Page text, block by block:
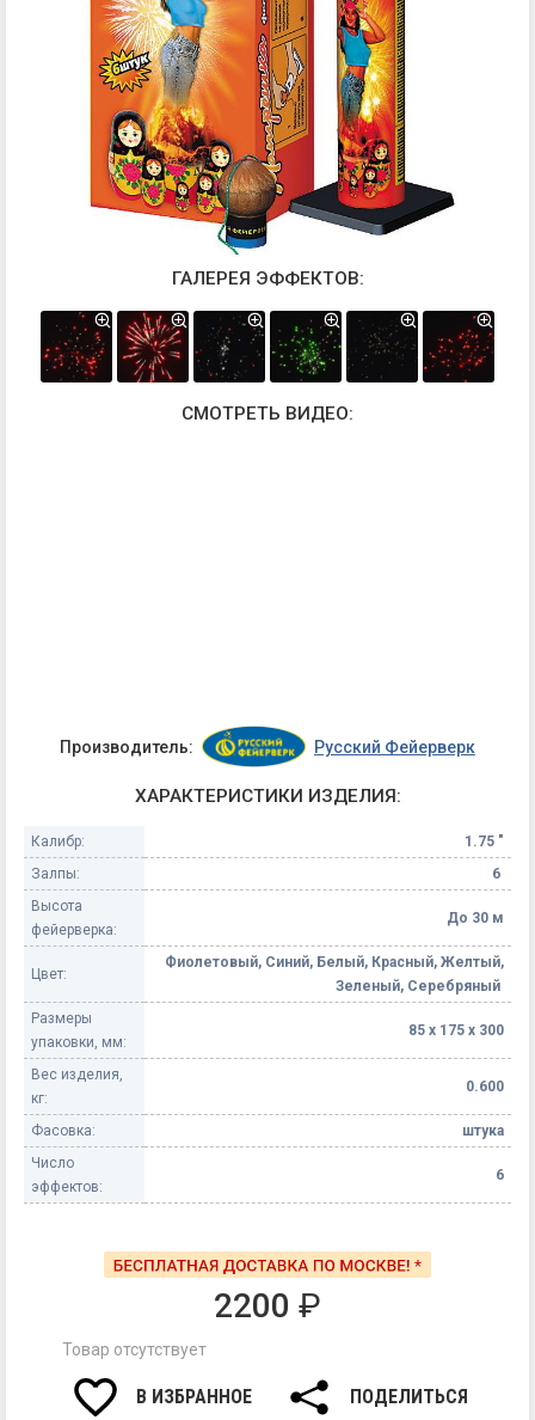
ГАЛЕРЕЯ ЭФФЕКТОВ:
СМОТРЕТЬ ВИДЕО:
Производитель: Русский Фейерверк
ХАРАКТЕРИСТИКИ ИЗДЕЛИЯ:
Калибр:
1.75 "
Залпы:
6
Высота
фейерверка:
До 30 м
Цвет:
Фиолетовый, Синий, Белый, Красный, Желтый,
Зеленый, Серебряный
Размеры
упаковки, мм:
85 х 175 х 300
Вес изделия,
кг:
0.600
Фасовка:
штука
Число
эффектов:
6
2200 ₽
Товар отсутствует
В ИЗБРАННОЕ ПОДЕЛИТЬСЯ